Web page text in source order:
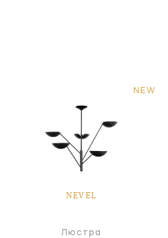
NEW
NEVEL
Люстра